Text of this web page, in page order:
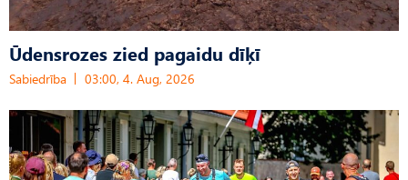
Ūdensrozes zied pagaidu dīķī
Sabiedrība 03:00, 4. Aug, 2026